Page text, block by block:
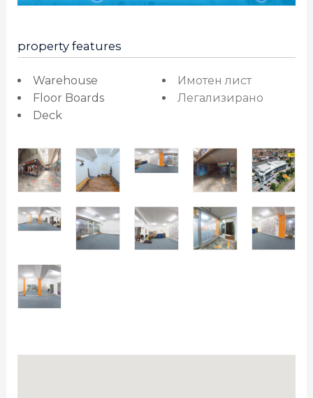
property features
Warehouse
Floor Boards
Deck
Имотен лист
Легализирано